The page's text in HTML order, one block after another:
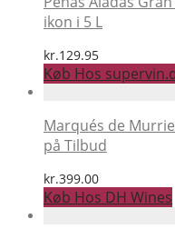
ikon i 5 L
kr.129.95
Køb Hos
Marqués de
på Tilbud
kr.399.00
Køb Hos DH Wines